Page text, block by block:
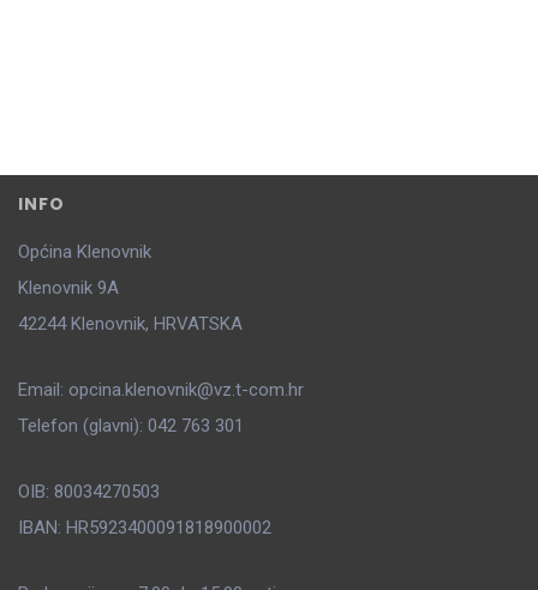
INFO
Općina Klenovnik
Klenovnik 9A
42244 Klenovnik, HRVATSKA
Email: opcina.klenovnik@vz.t-com.hr
Telefon (glavni): 042 763 301
OIB: 80034270503
IBAN: HR5923400091818900002